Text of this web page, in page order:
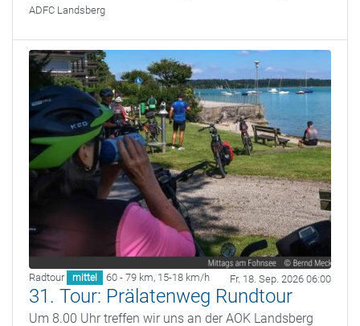
ADFC Landsberg
Radtour mittel 60 - 79 km, 15-18 km/h Fr. 18. Sep. 2026 06:00
31. Tour: Prälatenweg Rundtour
Um 8.00 Uhr treffen wir uns an der AOK Landsberg